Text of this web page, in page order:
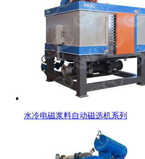
水冷电磁浆料自动磁选机系列